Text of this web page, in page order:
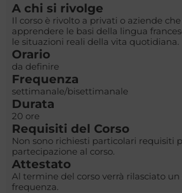
A chi si rivolge
Il corso è rivolto a privati o aziende
apprendere le basi della lingua
le situazioni reali della vita quotidiana.
Orario
da definire
Frequenza
settimanale/bisettimanale
Durata
20 ore
Requisiti del Corso
Non sono richiesti particolari requisiti
partecipazione al corso.
Attestato
Al termine del corso verrà rilasciato
frequenza.